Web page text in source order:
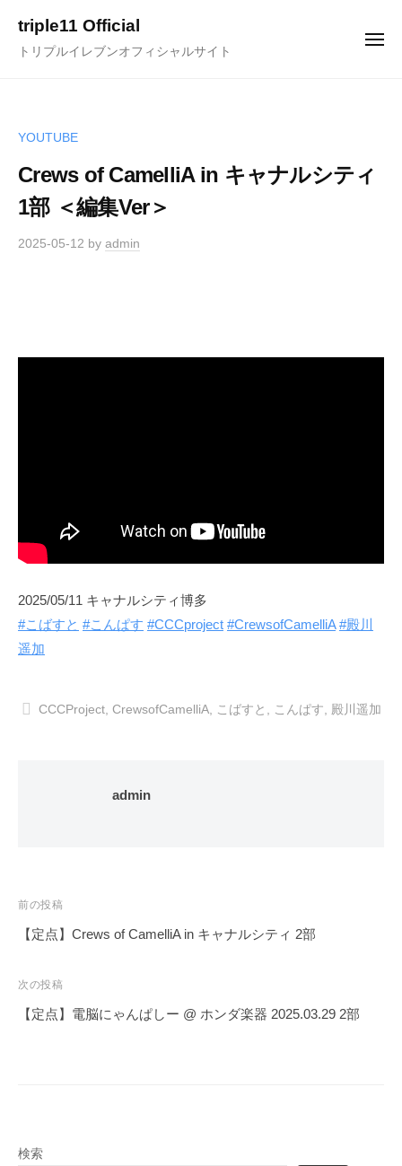
triple11 Official
トリプルイレブンオフィシャルサイト
メ
YOUTUBE
Crews of CamelliA in キャナルシティ
1部 ＜編集Ver＞
2025-05-12 by admin
2025/05/11 キャナルシティ博多
#こばすと #こんぱす #CCCproject #CrewsofCamelliA #殿川
遥加
CCCProject, CrewsofCamelliA, こばすと , こんぱす, 殿川遥加
admin
投
稿
ビ
ゲ
前の投稿
【定点】Crews of CamelliA in キャナルシティ 2部
次の投稿
【定点】電脳にゃんぱしー @ ホンダ楽器 2025.03.29 2部
検索